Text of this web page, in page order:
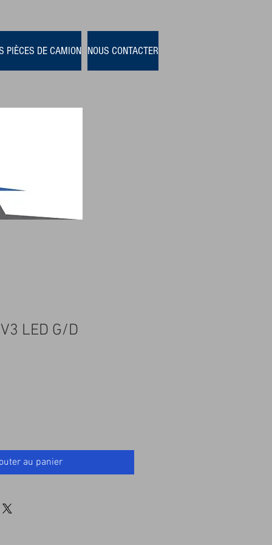
PIÈCES DE CAMION NOUS CONTACTER
LED G/D
au panier